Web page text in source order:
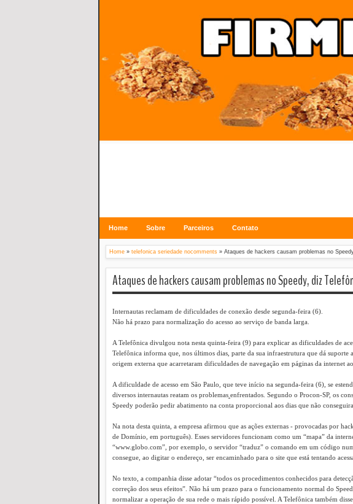
Home Sobre Parceiros Contato
Home » telefonica seriedade nocomments » Ataques de hackers causam problemas no
Ataques de hackers causam problemas no Speedy, diz
Internautas reclamam de dificuldades de conexão desde segunda-feira (6).
Não há prazo para normalização do acesso ao serviço de banda larga.
A Telefônica divulgou nota nesta quinta-feira (9) para explicar as dificuldades de
Telefônica informa que, nos últimos dias, parte da sua infraestrutura que dá suporte
origem externa que acarretaram dificuldades de navegação em páginas da internet
A dificuldade de acesso em São Paulo, que teve início na segunda-feira (6), se
diversos internautas reatam os problemas enfrentados. Segundo o Procon-SP, os
Speedy poderão pedir abatimento na conta proporcional aos dias que não
Na nota desta quinta, a empresa afirmou que as ações externas - provocadas por
de Domínio, em português). Esses servidores funcionam como um “mapa” da
“www.globo.com”, por exemplo, o servidor “traduz” o comando em um código
consegue, ao digitar o endereço, ser encaminhado para o site que está tentando
No texto, a companhia disse adotar “todos os procedimentos conhecidos para
correção dos seus efeitos”. Não há um prazo para o funcionamento normal do
normalizar a operação de sua rede o mais rápido possível. A Telefônica também